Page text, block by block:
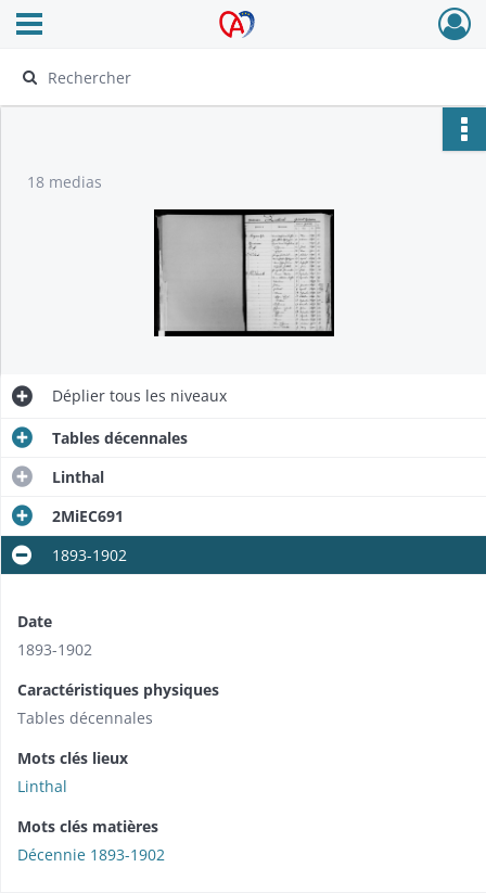
Archives Alsace - Colmar
Ouvrir le menu déroulant
18 medias
Déplier tous les niveaux
Tables décennales
Linthal
2MiEC691
1893-1902
Date
1893-1902
Caractéristiques physiques
Tables décennales
Mots clés lieux
Linthal
Mots clés matières
Décennie 1893-1902